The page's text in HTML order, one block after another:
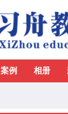
案例 相册